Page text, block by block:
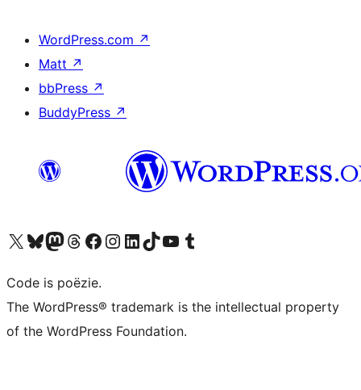
WordPress.com ↗
Matt ↗
bbPress ↗
BuddyPress ↗
Bezoek ons X (voorheen Twitter) account
Bezoek ons Bluesky account
Bezoek ons Mastodon account
Bezoek ons Threads account
Onze Facebook pagina bezoeken
Bezoek ons Instagram account
Bezoek ons LinkedIn account
Bezoek ons TikTok account
Bezoek ons YouTube kanaalBezoek ons Tumblr account
Code is poëzie.
The WordPress® trademark is the intellectual property
of the WordPress Foundation.